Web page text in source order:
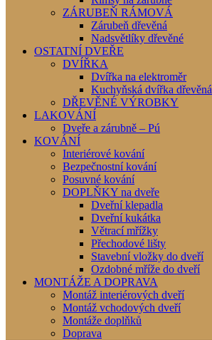
ZÁRUBEŇ RÁMOVÁ
Zárubeň dřevěná
Nadsvětlíky dřevěné
OSTATNÍ DVEŘE
DVÍŘKA
Dvířka na elektroměr
Kuchyňská dvířka dřevěná
DŘEVĚNÉ VÝROBKY
LAKOVÁNÍ
Dveře a zárubně – Pú
KOVÁNÍ
Interiérové kování
Bezpečnostní kování
Posuvné kování
DOPLŇKY na dveře
Dveřní klepadla
Dveřní kukátka
Větrací mřížky
Přechodové lišty
Stavební vložky do dveří
Ozdobné mříže do dveří
MONTÁŽE A DOPRAVA
Montáž interiérových dveří
Montáž vchodových dveří
Montáže doplňků
Doprava